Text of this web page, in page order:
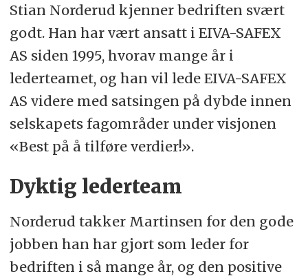
Stian Norderud kjenner bedriften svært
godt. Han har vært ansatt i EIVA-SAFEX
AS siden 1995, hvorav mange år i
lederteamet, og han vil lede EIVA-SAFEX
AS videre med satsingen på dybde innen
selskapets fagområder under visjonen
«Best på å tilføre verdier!».
Dyktig lederteam
Norderud takker Martinsen for den gode
jobben han har gjort som leder for
bedriften i så mange år, og den positive